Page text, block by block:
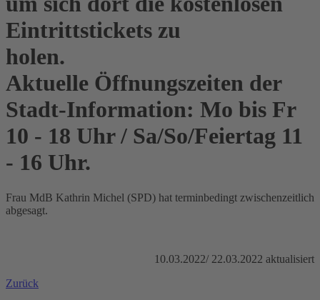
Eintrittstickets zu
Aktuelle Öffnungszeiten der
Stadt-Information: Mo bis Fr
10 - 18 Uhr / Sa/So/Feiertag 11
- 16 Uhr.
Frau MdB Kathrin Michel (SPD) hat terminbedingt zwischenzeitlich
abgesagt.
10.03.2022/ 22.03.2022 aktualisiert
Zurück